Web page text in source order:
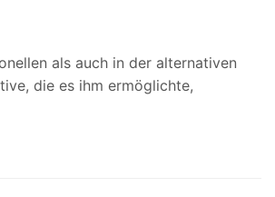
als auch in der alternativen
die es ihm ermöglichte,